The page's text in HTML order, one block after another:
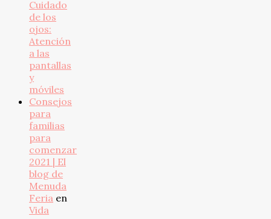
Cuidado
de los
ojos:
Atención
a las
pantallas
y
móviles
Consejos
para
familias
para
comenzar
2021 | El
blog de
Menuda
Feria en
Vida